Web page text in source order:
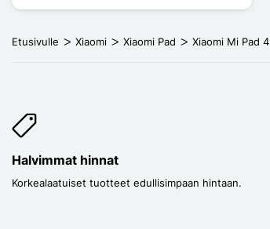
Etusivulle Xiaomi Xiaomi Pad Xiaomi Mi Pad 4
Halvimmat hinnat
Korkealaatuiset tuotteet edullisimpaan hintaan.